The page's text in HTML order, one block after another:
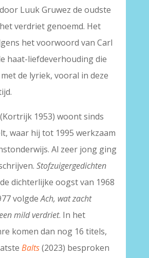
Luuk Gruwez de oudste
verdriet genoemd. Het
het voorwoord van Carl
haat-liefdeverhouding die
de lyriek, vooral in deze
1953) woont sinds
waar hij tot 1995 werkzaam
Al zeer jong ging
Stofzuigergedichten
dichterlijke oogst van 1968
volgdeAch, wat zacht
mild verdriet. In het
komen dan nog 16 titels,
Balts(2023) besproken